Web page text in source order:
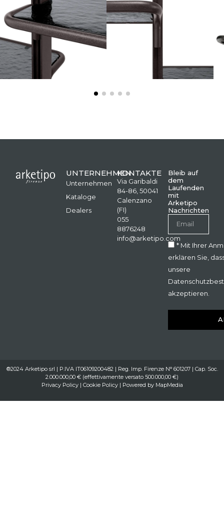
UNTERNEHMEN
Unternehmen
Kataloge
Dealers
KONTAKTE
Via Garibaldi
84-86, 50041
Calenzano
(FI)
055
8876248
info@arketipo.com
Bleib auf
dem
Laufenden
mit
Arketipo
Nachrichten
* Mit Ihrer
erklären Sie,
unsere
akzeptieren.
®2024 Arketipo srl | P.IVA IT06109200482 | Reg. Imp. Firenze N° 601207 | Cap. Soc.
2.000.000,00 € (effettivamente versato 500.000,00 €)
Privacy Policy| Cookie Policy| Powered by MapMedia